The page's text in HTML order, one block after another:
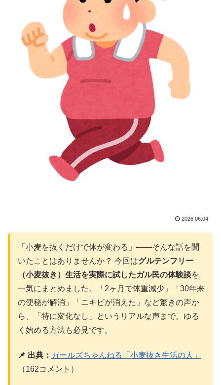
2026.06.04
「小麦を抜くだけで体が変わる」——そんな話を聞
いたことはありませんか？ 今回はグルテンフリー
（小麦抜き）生活を実際に試したガル民の体験談を
一気にまとめました。「2ヶ月で体重減少」「30年来
の便秘が解消」「ニキビが消えた」など驚きの声か
ら、「特に変化なし」というリアルな声まで。ゆる
く始める方法も必見です。
📌 出典： ガールズちゃんねる「小麦抜き生活の人」
（162コメント）